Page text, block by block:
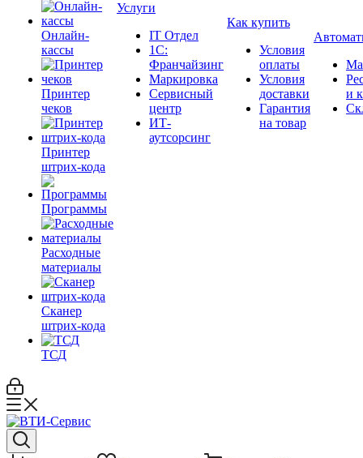
Онлайн-
кассы
Принтер
чеков
Принтер
штрих-кода
Программы
Расходные
материалы
Сканер
штрих-кода
ТСД
Услуги
IT Отдел
1С:
Франчайзинг
Маркировка
Сервисный
центр
ИТ-
аутсорсинг
Как купить
Условия
оплаты
Условия
доставки
Гарантия
на товар
и